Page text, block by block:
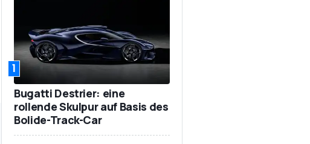
1
Bugatti Destrier: eine
rollende Skulpur auf Basis des
Bolide-Track-Car